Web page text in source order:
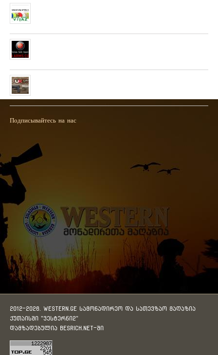
Подписывайтесь на нас
2012-2026. WESTERN.GE სამონადირეო და სათევზაო მაღაზია
ქუთაისში "ვესტერნი2"
დამზადებულია BESRICH.Net-ში